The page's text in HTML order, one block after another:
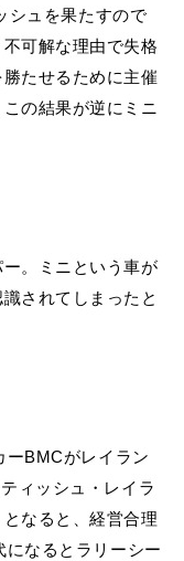
シュを果たすので
可解な理由で失格
たせるために主催
の結果が逆にミニ
。ミニという車が
されてしまったと
ーBMCがレイラン
ィッシュ・レイラ
なると、経営合理
なるとラリーシー